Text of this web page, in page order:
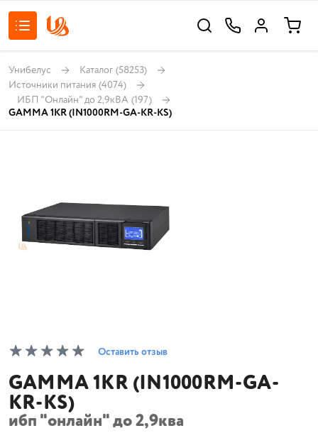
Унибелус Каталог (58253)
Источники питания (4074)
ИБП "Онлайн" до 2,9кВА (197)
GAMMA 1KR (IN1000RM-GA-KR-KS)
Оставить отзыв
GAMMA 1KR (IN1000RM-GA-
KR-KS)
ибп "онлайн" до 2,9ква